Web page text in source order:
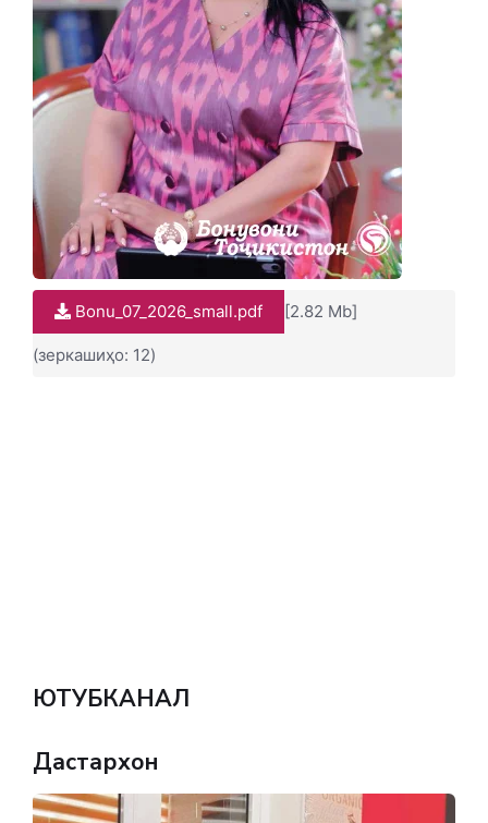
Bonu_07_2026_small.pdf [2.82 Mb]
(зеркашиҳо: 12)
ЮТУБКАНАЛ
Дастархон